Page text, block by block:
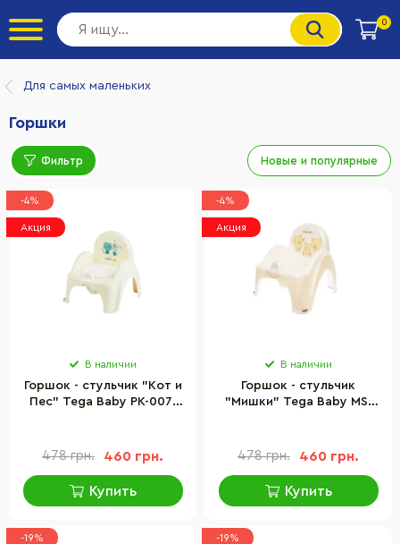
0
Для самых маленьких
Горшки
Фильтр Новые и популярные
-4%
Акция
В наличии
Горшок - стульчик "Кот и
Пес" Tega Baby PK-007-
478 грн. 460 грн.
Купить
-4%
Акция
В наличии
Горшок - стульчик
"Мишки" Tega Baby MS-
478 грн. 460 грн.
Купить
-19% -19%